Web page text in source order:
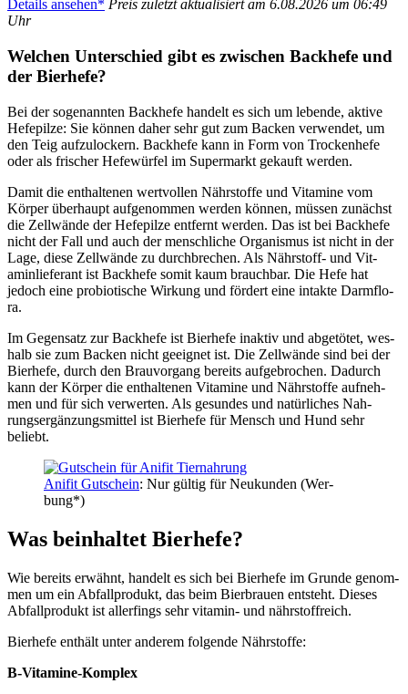
Details anse­hen* Preis zuletzt aktua­li­siert am 6.08.2026 um 06:49
Uhr
Wel­chen Unter­schied gibt es zwi­schen Back­he­fe und
der Bier­he­fe?
Bei der soge­nann­ten Back­he­fe han­delt es sich um leben­de, akti­ve
Hefe­pil­ze: Sie kön­nen daher sehr gut zum Backen ver­wen­det, um
den Teig auf­zu­lo­ckern. Back­he­fe kann in Form von Tro­cken­he­fe
oder als fri­scher Hefe­wür­fel im Super­markt gekauft wer­den.
Damit die ent­hal­te­nen wert­vol­len Nähr­stof­fe und Vit­ami­ne vom
Kör­per über­haupt auf­ge­nom­men wer­den kön­nen, müs­sen zunächst
die Zell­wän­de der Hefe­pil­ze ent­fernt wer­den. Das ist bei Back­he­fe
nicht der Fall und auch der mensch­li­che Orga­nis­mus ist nicht in der
Lage, die­se Zell­wän­de zu durch­bre­chen. Als Nähr­stoff- und Vit­
amin­lie­fe­rant ist Back­he­fe somit kaum brauch­bar. Die Hefe hat
jedoch eine pro­bio­ti­sche Wir­kung und för­dert eine intak­te Darm­flo­
ra.
Im Gegen­satz zur Back­he­fe ist Bier­he­fe inak­tiv und abge­tö­tet, wes­
halb sie zum Backen nicht geeig­net ist. Die Zell­wän­de sind bei der
Bier­he­fe, durch den Brau­vor­gang bereits auf­ge­bro­chen. Dadurch
kann der Kör­per die ent­hal­te­nen Vit­ami­ne und Nähr­stof­fe auf­neh­
men und für sich ver­wer­ten. Als gesun­des und natür­li­ches Nah­
rungs­er­gän­zungs­mit­tel ist Bier­he­fe für Mensch und Hund sehr
beliebt.
Ani­fit Gut­schein: Nur gül­tig für Neu­kun­den (Wer­
bung*)
Was beinhal­tet Bier­he­fe?
Wie bereits erwähnt, han­delt es sich bei Bier­he­fe im Grun­de genom­
men um ein Abfall­pro­dukt, das beim Bier­brau­en ent­steht. Die­ses
Abfall­pro­dukt ist aller­fings sehr vit­amin- und nähr­stoff­reich.
Bier­he­fe ent­hält unter ande­rem fol­gen­de Nähr­stof­fe:
B‑Vit­ami­ne-Kom­plex